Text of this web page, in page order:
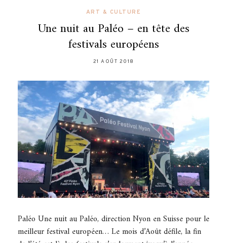
ART & CULTURE
Une nuit au Paléo – en tête des
festivals européens
21 AOÛT 2018
Paléo Une nuit au Paléo, direction Nyon en Suisse pour le
meilleur festival européen… Le mois d’Août défile, la fin